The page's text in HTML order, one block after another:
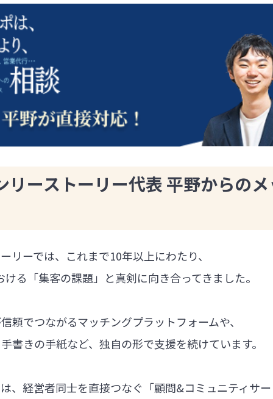
リーストーリー代表 平野からの
リーでは、これまで10年以上にわたり、
る「集客の課題」と真剣に向き合ってきました。
頼でつながるマッチングプラットフォームや、
書きの手紙など、独自の形で支援を続けています。
、経営者同士を直接つなぐ「顧問&コミュニティサ